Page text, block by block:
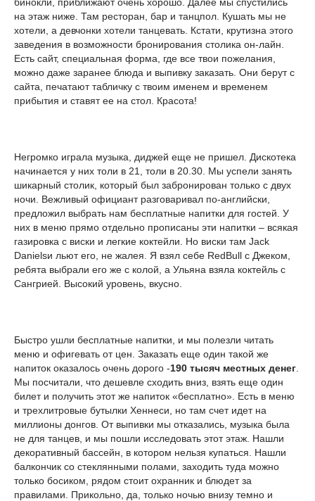
на этаж ниже. Там ресторан, бар и танцпол. Кушать мы не
хотели, а девчонки хотели танцевать. Кстати, крутизна этого
заведения в возможности бронирования столика он-лайн.
Есть сайт, специальная форма, где все твои пожелания,
можно даже заранее блюда и выпивку заказать. Они берут с
сайта, печатают табличку с твоим именем и временем
прибытия и ставят ее на стол. Красота!
Негромко играла музыка, диджей еще не пришел. Дискотека
начинается у них толи в 21, толи в 20.30. Мы успели занять
шикарный столик, который был забронирован только с двух
ночи. Вежливый официант разговаривал по-английски,
предложил выбрать нам бесплатные напитки для гостей. У
них в меню прямо отдельно прописаны эти напитки – всякая
газировка с виски и легкие коктейли. Но виски там Jack
Danielsи льют его, не жалея. Я взял себе RedBull с Джеком,
ребята выбрали его же с колой, а Ульяна взяла коктейль с
Сангрией. Высокий уровень, вкусно.
Быстро ушли бесплатные напитки, и мы полезли читать
меню и офигевать от цен. Заказать еще один такой же
напиток оказалось очень дорого -190 тысяч местных денег
Мы посчитали, что дешевле сходить вниз, взять еще один
билет и получить этот же напиток «бесплатно». Есть в меню
и трехлитровые бутылки Хеннеси, но там счет идет на
миллионы донгов. От выпивки мы отказались, музыка была
не для танцев, и мы пошли исследовать этот этаж. Нашли
декоративный бассейн, в котором нельзя купаться. Нашли
балкончик со стеклянными полами, заходить туда можно
только босиком, рядом стоит охранник и блюдет за
правилами. Прикольно, да, только ночью внизу темно и